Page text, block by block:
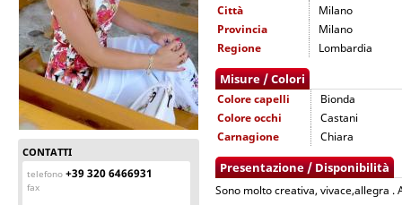
CONTATTI
telefono ‭+39 320 6466931‬
fax
Città
Milano
Provincia
Milano
Regione
Lombardia
Misure / Colori
Colore capelli
Bionda
Colore occhi
Castani
Carnagione
Chiara
Presentazione / Disponibilità
Sono molto creativa, vivace,allegra